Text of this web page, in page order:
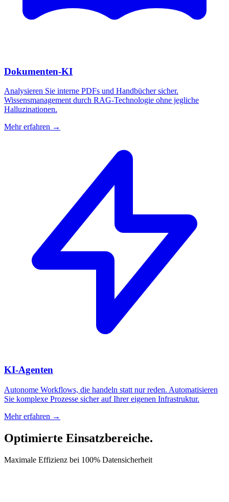
Dokumenten-KI
Analysieren Sie interne PDFs und Handbücher sicher.
Wissensmanagement durch RAG-Technologie ohne jegliche
Halluzinationen.
Mehr erfahren →
KI-Agenten
Autonome Workflows, die handeln statt nur reden. Automatisieren
Sie komplexe Prozesse sicher auf Ihrer eigenen Infrastruktur.
Mehr erfahren →
Optimierte Einsatzbereiche.
Maximale Effizienz bei 100% Datensicherheit